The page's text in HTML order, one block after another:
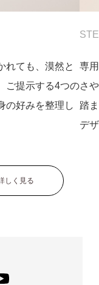
れても、漠然と
ご提示する4つの
の好みを整理し
専
さ
踏
デ
しく見る